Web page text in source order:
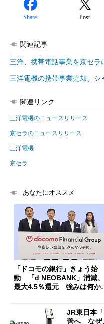
Share Post
関連記事
三洋、携帯電話事業を京セ
三洋電機の携帯事業売却、シ
関連リンク
三洋電機のニュースリリース
京セラのニュースリリース
三洋電機
京セラ
あなたにオススメ
「ドコモの銀行」きょう始
動 「d NEOBANK」消滅、
最大4.5％還元 強みは何か
JR東日本
善へ なぜ